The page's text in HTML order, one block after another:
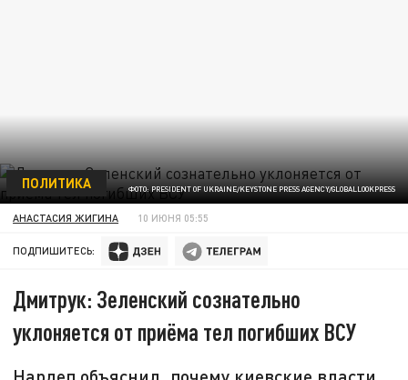
ФОТО: PRESIDENT OF UKRAINE/KEYSTONE PRESS AGENCY/GLOBALLOOKPRESS
ПОЛИТИКА
АНАСТАСИЯ ЖИГИНА 10 ИЮНЯ 05:55
ПОДПИШИТЕСЬ:
Дмитрук: Зеленский сознательно
уклоняется от приёма тел погибших ВСУ
Нардеп объяснил, почему киевские власти